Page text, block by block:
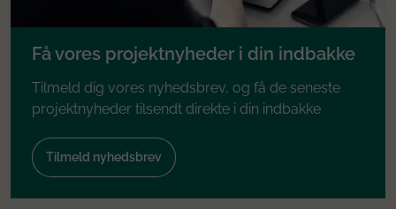
Få vores projektnyheder i din indbakke
Tilmeld dig vores nyhedsbrev, og få de seneste
projektnyheder tilsendt direkte i din indbakke
Tilmeld nyhedsbrev